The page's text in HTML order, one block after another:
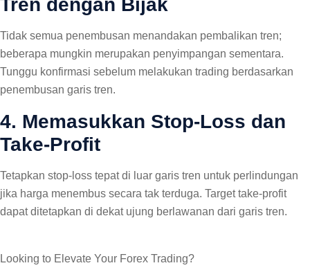
Tren dengan Bijak
Tidak semua penembusan menandakan pembalikan tren;
beberapa mungkin merupakan penyimpangan sementara.
Tunggu konfirmasi sebelum melakukan trading berdasarkan
penembusan garis tren.
4. Memasukkan Stop-Loss dan
Take-Profit
Tetapkan stop-loss tepat di luar garis tren untuk perlindungan
jika harga menembus secara tak terduga. Target take-profit
dapat ditetapkan di dekat ujung berlawanan dari garis tren.
Looking to Elevate Your Forex Trading?